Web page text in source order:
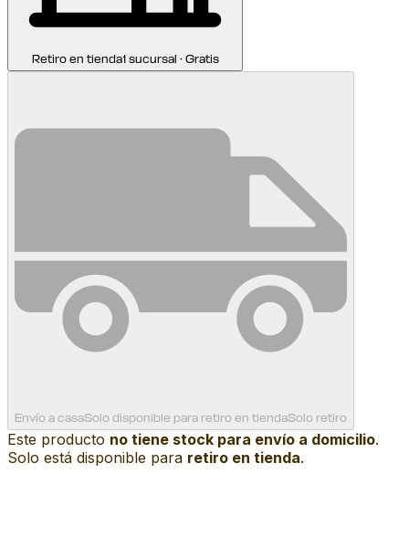
Retiro en tienda1 sucursal · Gratis
Envío a casaSolo disponible para retiro en tiendaSolo retiro
Este producto no tiene stock para envío a domicilio.
Solo está disponible para retiro en tienda.